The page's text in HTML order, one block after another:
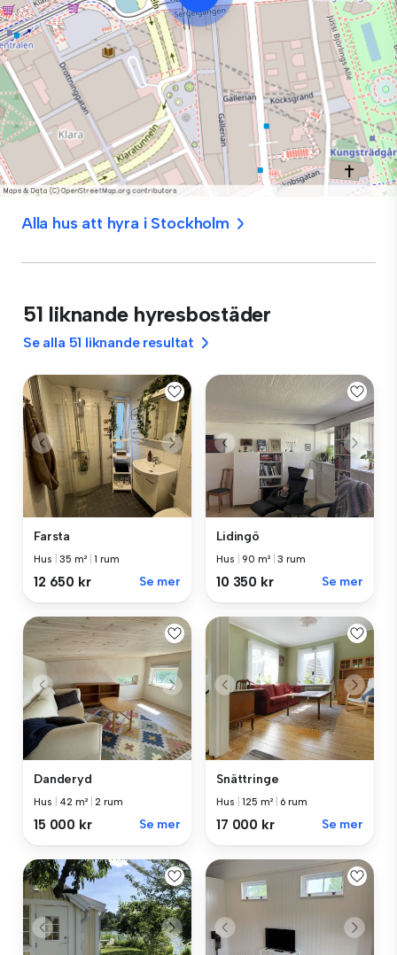
Alla hus att hyra i Stockholm
51 liknande hyresbostäder
Se alla 51 liknande resultat
Farsta
Hus |35 m² |1 rum
12 650 kr Se mer
Lidingö
Hus |90 m² |3 rum
10 350 kr Se mer
Danderyd
Hus 42 m² |2 rum
15 000 kr Se mer
Snättringe
Hus |125 m² 6 rum
17 000 kr Se mer